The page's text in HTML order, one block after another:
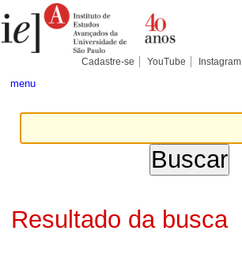
para
conteúdo.
Pessoais
Cadastre-se YouTube Instagram
menu
Resultado da busca